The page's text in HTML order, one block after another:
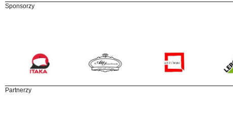
Sponsorzy
Partnerzy